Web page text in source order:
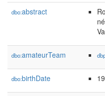
dbo:abstract
dbo:amateurTeam
dbo:birthDate